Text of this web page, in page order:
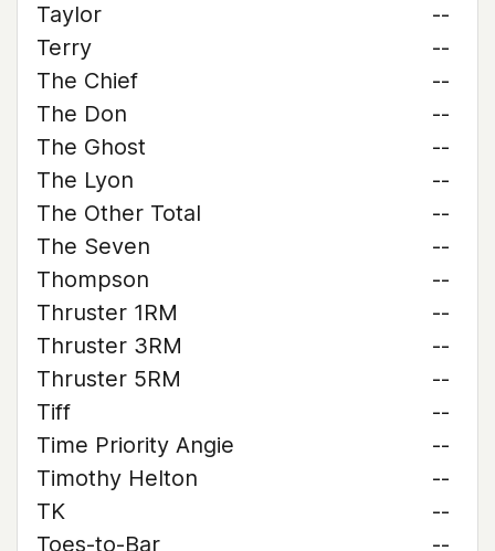
Taylor
--
Terry
--
The Chief
--
The Don
--
The Ghost
--
The Lyon
--
The Other Total
--
The Seven
--
Thompson
--
Thruster 1RM
--
Thruster 3RM
--
Thruster 5RM
--
Tiff
--
Time Priority Angie
--
Timothy Helton
--
TK
--
Toes-to-Bar
--